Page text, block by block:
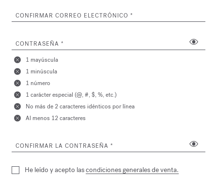
CONFIRMAR CORREO ELECTRÓNICO
CONTRASEÑA
1 mayúscula
1 minúscula
1 número
1 carácter especial (@, #, $, %, etc.)
No más de 2 caracteres idénticos por línea
Al menos 12 caracteres
CONFIRMAR LA CONTRASEÑA
He leído y acepto lascondiciones generales de venta.